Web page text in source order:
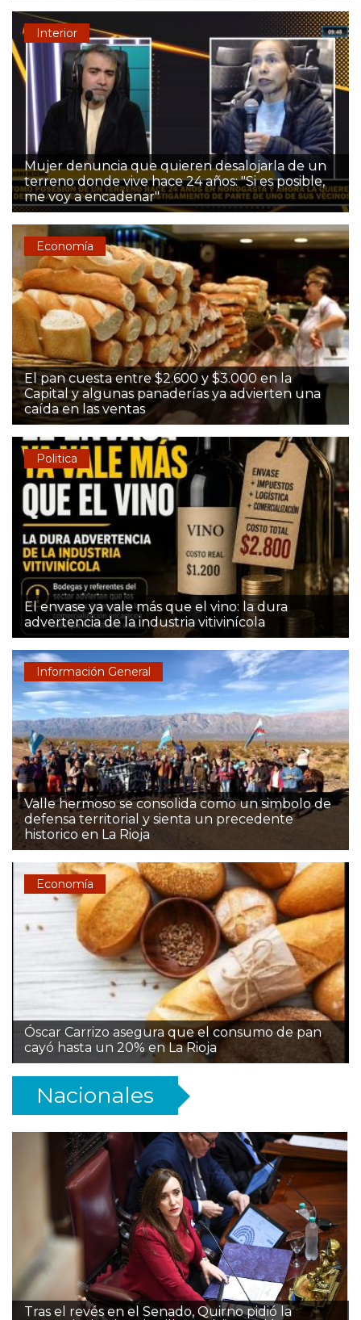
Interior
Mujer denuncia que quieren desalojarla de un
terreno donde vive hace 24 años: "Si es posible,
me voy a encadenar"
Economía
El pan cuesta entre $2.600 y $3.000 en la
Capital y algunas panaderías ya advierten una
caída en las ventas
Politica
El envase ya vale más que el vino: la dura
advertencia de la industria vitivinícola
Información General
Valle hermoso se consolida como un simbolo de
defensa territorial y sienta un precedente
historico en La Rioja
Economía
Óscar Carrizo asegura que el consumo de pan
cayó hasta un 20% en La Rioja
Nacionales
Tras el revés en el Senado, Quirno pidió la